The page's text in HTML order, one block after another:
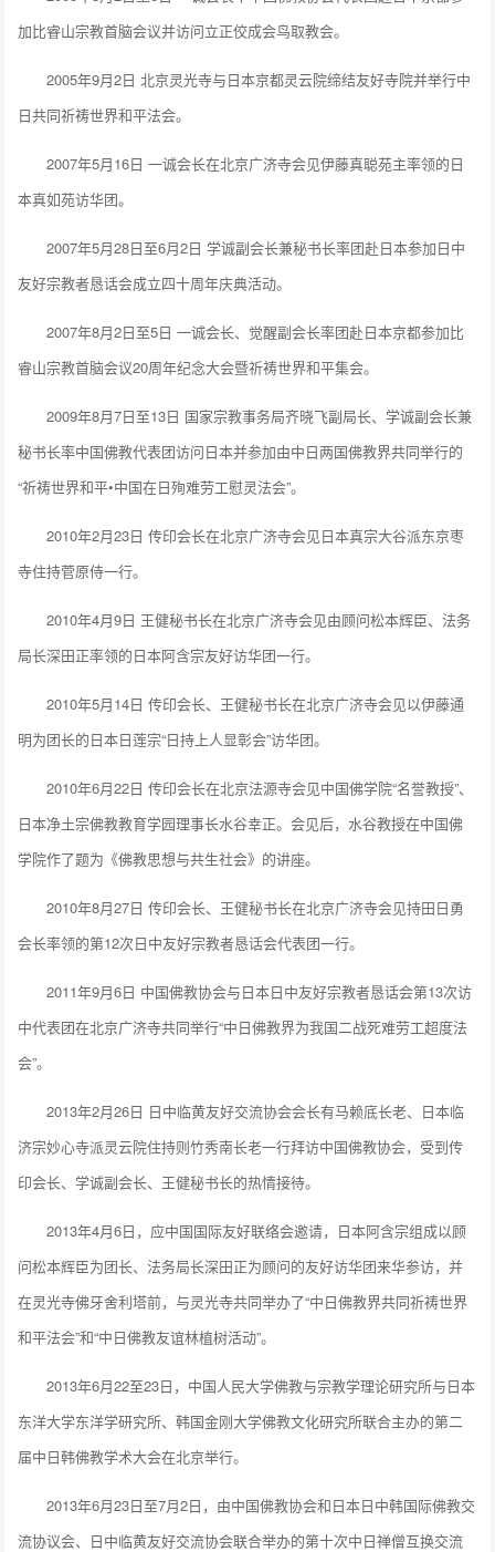
加比睿山宗教首脑会议并访问立正佼成会鸟取教会。
2005年9月2日 北京灵光寺与日本京都灵云院缔结友好寺院并举行中
日共同祈祷世界和平法会。
2007年5月16日 一诚会长在北京广济寺会见伊藤真聪苑主率领的日
本真如苑访华团。
2007年5月28日至6月2日 学诚副会长兼秘书长率团赴日本参加日中
友好宗教者恳话会成立四十周年庆典活动。
2007年8月2日至5日 一诚会长、觉醒副会长率团赴日本京都参加比
睿山宗教首脑会议20周年纪念大会暨祈祷世界和平集会。
2009年8月7日至13日 国家宗教事务局齐晓飞副局长、学诚副会长兼
秘书长率中国佛教代表团访问日本并参加由中日两国佛教界共同举行的
“祈祷世界和平•中国在日殉难劳工慰灵法会”。
2010年2月23日 传印会长在北京广济寺会见日本真宗大谷派东京枣
寺住持菅原侍一行。
2010年4月9日 王健秘书长在北京广济寺会见由顾问松本辉臣、法务
局长深田正率领的日本阿含宗友好访华团一行。
2010年5月14日 传印会长、王健秘书长在北京广济寺会见以伊藤通
明为团长的日本日莲宗“日持上人显彰会”访华团。
2010年6月22日 传印会长在北京法源寺会见中国佛学院“名誉教授”、
日本净土宗佛教教育学园理事长水谷幸正。会见后，水谷教授在中国佛
学院作了题为《佛教思想与共生社会》的讲座。
2010年8月27日 传印会长、王健秘书长在北京广济寺会见持田日勇
会长率领的第12次日中友好宗教者恳话会代表团一行。
2011年9月6日 中国佛教协会与日本日中友好宗教者恳话会第13次访
中代表团在北京广济寺共同举行“中日佛教界为我国二战死难劳工超度法
会”。
2013年2月26日 日中临黄友好交流协会会长有马赖底长老、日本临
济宗妙心寺派灵云院住持则竹秀南长老一行拜访中国佛教协会，受到传
印会长、学诚副会长、王健秘书长的热情接待。
2013年4月6日，应中国国际友好联络会邀请，日本阿含宗组成以顾
问松本辉臣为团长、法务局长深田正为顾问的友好访华团来华参访，并
在灵光寺佛牙舍利塔前，与灵光寺共同举办了“中日佛教界共同祈祷世界
和平法会”和“中日佛教友谊林植树活动”。
2013年6月22至23日，中国人民大学佛教与宗教学理论研究所与日本
东洋大学东洋学研究所、韩国金刚大学佛教文化研究所联合主办的第二
届中日韩佛教学术大会在北京举行。
2013年6月23日至7月2日，由中国佛教协会和日本日中韩国际佛教交
流协议会、日中临黄友好交流协会联合举办的第十次中日禅僧互换交流